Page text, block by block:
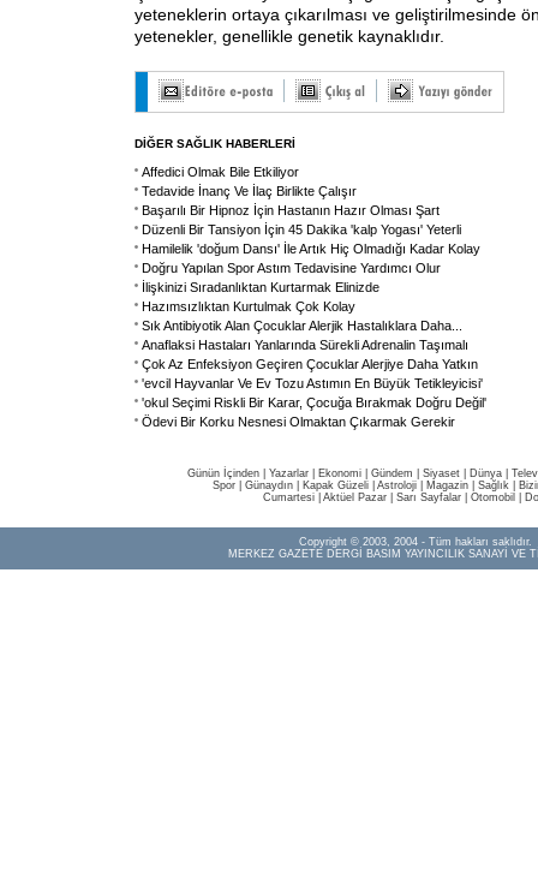
yeteneklerin ortaya çıkarılması ve geliştirilmesinde
yetenekler, genellikle genetik kaynaklıdır.
DİĞER SAĞLIK HABERLERİ
Affedici Olmak Bile Etkiliyor
Tedavide İnanç Ve İlaç Birlikte Çalışır
Başarılı Bir Hipnoz İçin Hastanın Hazır Olması Şart
Düzenli Bir Tansiyon İçin 45 Dakika 'kalp Yogası' Yeterli
Hamilelik 'doğum Dansı' İle Artık Hiç Olmadığı Kadar Kolay
Doğru Yapılan Spor Astım Tedavisine Yardımcı Olur
İlişkinizi Sıradanlıktan Kurtarmak Elinizde
Hazımsızlıktan Kurtulmak Çok Kolay
Sık Antibiyotik Alan Çocuklar Alerjik Hastalıklara Daha
Anaflaksi Hastaları Yanlarında Sürekli Adrenalin Taşımalı
Çok Az Enfeksiyon Geçiren Çocuklar Alerjiye Daha Yatkın
'evcil Hayvanlar Ve Ev Tozu Astımın En Büyük Tetikleyicisi'
'okul Seçimi Riskli Bir Karar, Çocuğa Bırakmak Doğru Değil'
Ödevi Bir Korku Nesnesi Olmaktan Çıkarmak Gerekir
Günün İçinden Yazarlar Ekonomi Gündem Siyaset Dünya |
Spor
Günaydın Kapak Güzeli Astroloji Magazin Sağlık
Cumartesi| Aktüel Pazar| Sarı Sayfalar| Otomobil
Copyright © 2003, 2004 - Tüm hakları saklıdır.
MERKEZ GAZETE DERGİ BASIM YAYINCILIK SANAYİ VE